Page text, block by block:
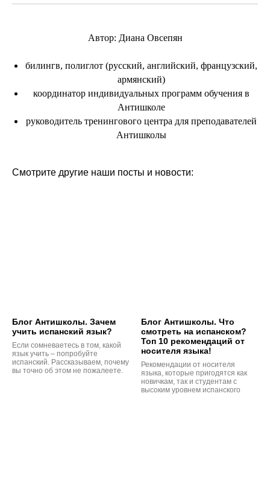
Автор: Диана Овсепян
билингв, полиглот (русский, английский, французский,
армянский)
координатор индивидуальных программ обучения в
Антишколе
руководитель тренингового центра для преподавателей
Антишколы
Смотрите другие наши посты и новости:
Блог Антишколы. Зачем
учить испанский язык?
Если сомневаетесь в том, какой
язык учить – попробуйте
испанский. Рассказываем, почему
вы точно об этом не пожалеете.
Блог Антишколы. Что
смотреть на испанском?
Топ 10 рекомендаций от
носителя языка!
Рекомендации от носителя
языка, которые пригодятся как
новичкам, так и студентам с
высоким уровнем испанского